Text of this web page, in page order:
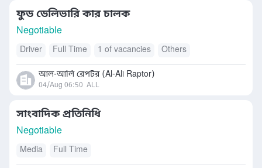
ফুড ডেলিভারি কার চালক
Negotiable
Driver Full Time 1 of vacancies Others
আল-আলি রেপটর (Al-Ali Raptor)
04/Aug 06:50 ALL
সাংবাদিক প্রতিনিধি
Negotiable
Media Full Time